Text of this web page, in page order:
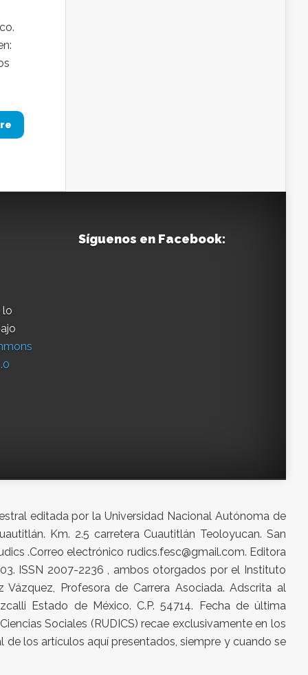
lo
Síguenos en Facebook:
editada por la Universidad Nacional Autónoma de
Km. 2.5 carretera Cuautitlán Teoloyucan. San
.Correo electrónico rudics.fesc@gmail.com. Editora
ISSN 2007-2236 , ambos otorgados por el Instituto
Profesora de Carrera Asociada. Adscrita al
Estado de México. C.P. 54714. Fecha de última
Sociales (RUDICS) recae exclusivamente en los
los artículos aquí presentados, siempre y cuando se